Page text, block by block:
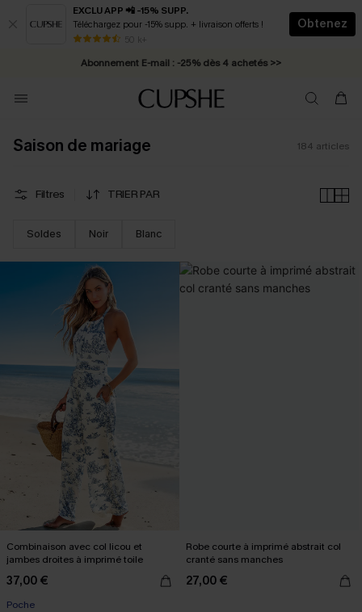
EXCLU APP 📲 -15% SUPP.
Téléchargez pour -15% supp. + livraison offerts !
50 k+
Obtenez
* Livraison éclair 2-3 jours ouvrés >>
Abonnement E-mail : -25% dès 4 achetés >>
Saison de mariage 184 articles
Filtres TRIER PAR
Soldes Noir Blanc
Combinaison avec col licou et
jambes droites à imprimé toile
37,00 €
Poche
Robe courte à imprimé abstrait col
cranté sans manches
27,00 €